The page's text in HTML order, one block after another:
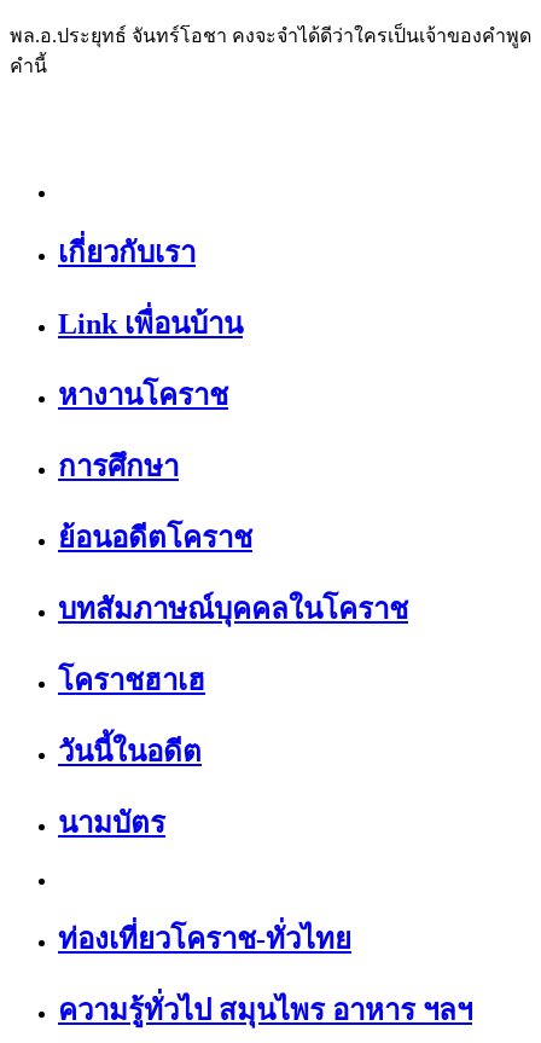
พล.อ.ประยุทธ์ จันทร์โอชา คงจะจำได้ดีว่าใครเป็นเจ้าของคำพูด
คำนี้
เกี่ยวกับเรา
Link เพื่อนบ้าน
หางานโคราช
การศึกษา
ย้อนอดีตโคราช
บทสัมภาษณ์บุคคลในโคราช
โคราชฮาเฮ
วันนี้ในอดีต
นามบัตร
ท่องเที่ยวโคราช-ทั่วไทย
ความรู้ทั่วไป สมุนไพร อาหาร ฯลฯ